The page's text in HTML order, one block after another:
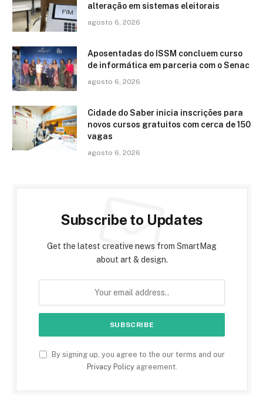
alteração em sistemas eleitorais
agosto 6, 2026
Aposentadas do ISSM concluem curso
de informática em parceria com o Senac
agosto 6, 2026
Cidade do Saber inicia inscrições para
novos cursos gratuitos com cerca de 150
vagas
agosto 6, 2026
Subscribe to Updates
Get the latest creative news from SmartMag
about art & design.
By signing up, you agree to the our terms and our
Privacy Policyagreement.